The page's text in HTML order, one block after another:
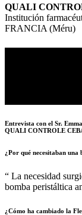
QUALI
Institución
FRANCIA (Méru)
Entrevista con el Sr.
QUALI CONTROLE
¿Por qué necesitaban una
“ La necesidad
bomba peristáltica
¿Cómo ha cambiado la